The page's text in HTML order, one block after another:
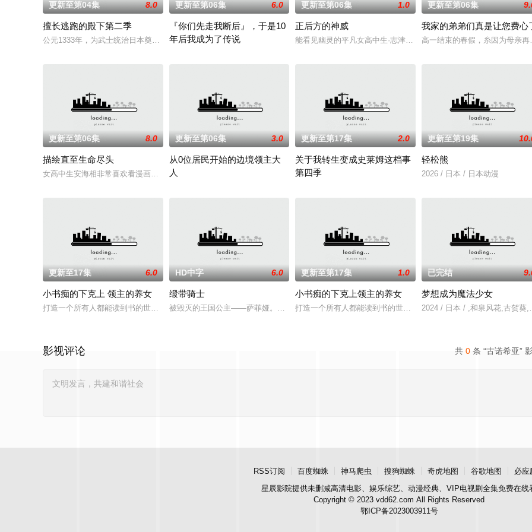
更新至第04集 8.0
擅长逃跑的殿下第二季
公元1333年，为武士统治日本奠定基石的镰仓幕府，因其所信任的幕臣——足利尊氏的谋反而宣告灭亡。失去了一切、被推入绝望深渊的幕
更新至第06集 6.0
『你们先走我断后』，于是10
年后我成为了传说
更新至第06集 1.0
正后方的神威
能看见幽灵的平凡女高中生·志津香，利用容易吸引幽灵的特殊体质
更新至第06集
我家的弟弟们真是让您费心
高一结束的春假，糸因为母亲
更新至第06集 8.0
描绘直至生命尽头
女高中生安海相非常喜欢看漫画，尤其是 ☆野0 的《机器太与狸太》。国文老师手岛斥责她是浪费生命、声称漫画都是虚构，在没收漫画后，手
更新至第06集 3.0
从0位居民开始的边境领主大
人
更新至第17集 2.0
关于我转生变成史莱姆这档事
第四季
更新至第19集
轻松熊
2026 / 日本 / 日本动漫
更新至17集 6.0
小书痴的下克上 领主的养女
打造一个所有人都能读到书的世界成为神殿的青衣见习巫女的梅茵，和路兹、多莉以及孤儿院的孩子们一起制作了儿童用的圣典绘本。对书本的
HD中字 6.0
缎带骑士
被毁灭的王国公主——萨菲娅。灾厄“内尔伽勒”夺走了她故乡希尔弗兰的一切，她在绝望的尽头，抵达了
更新至第17集 1.0
小书痴的下克上领主的养女
打造一个所有人都能读到书的世界成为神殿的青衣见习巫女的梅茵
已完结
梦想成为魔法少女
2024 / 日本 / ,和泉风花,古贺葵
共 0 条 “古诺希亚”
影视评论
RSS订阅 百度蜘蛛 神马爬虫 搜狗蜘蛛 奇虎地图 谷歌地图
必应
星辰影院提供未删减高清电影、娱乐综艺、动漫经典、VIP电视剧全集免费在线
Copyright © 2023 vdd62.com All Rights Reserved
鄂ICP备2023003911号